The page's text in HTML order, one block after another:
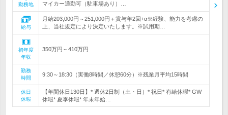
勤務地
マイカー通勤可（駐車場あり）…
給与
月給203,000円～251,000円＋賞与年2回+α※経験、能力を考慮の
上、当社規定により決定いたします。※試用期…
初年度
年収
350万円～410万円
勤務
時間
9:30～18:30（実働8時間／休憩60分）※残業月平均15時間
休日
休暇
【年間休日130日】* 週休2日制（土・日）* 祝日* 有給休暇* GW
休暇* 夏季休暇* 年末年始…